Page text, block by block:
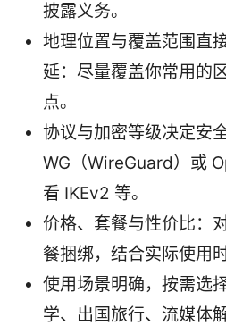
披露义务。
地理位置与覆盖范围直
延：尽量覆盖你常用的
点。
协议与加密等级决定安
WG（WireGuard）或
看 IKEv2 等。
价格、套餐与性价比：
餐捆绑，结合实际使用
使用场景明确，按需选
学、出国旅行、流媒体